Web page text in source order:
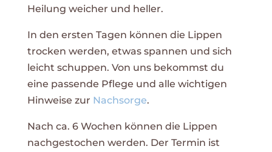
Heilung weicher und heller.
In den ersten Tagen können die Lippen
trocken werden, etwas spannen und sich
leicht schuppen. Von uns bekommst du
eine passende Pflege und alle wichtigen
Hinweise zur Nachsorge.
Nach ca. 6 Wochen können die Lippen
nachgestochen werden. Der Termin ist